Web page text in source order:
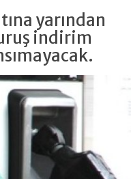
yarından
indirim